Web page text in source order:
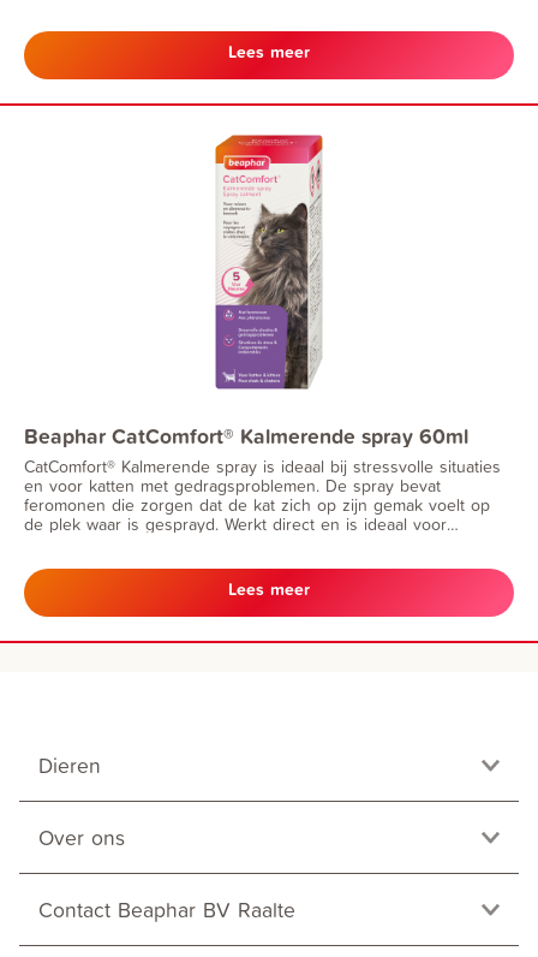
Lees meer
Beaphar CatComfort® Kalmerende spray 60ml
CatComfort® Kalmerende spray is ideaal bij stressvolle situaties
en voor katten met gedragsproblemen. De spray bevat
feromonen die zorgen dat de kat zich op zijn gemak voelt op
de plek waar is gesprayd. Werkt direct en is ideaal voor
Lees meer
Dieren
Over ons
Contact Beaphar BV Raalte